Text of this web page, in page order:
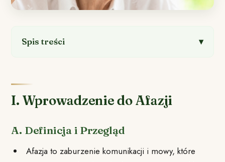
Spis treści
I. Wprowadzenie do Afazji
A. Definicja i Przegląd
Afazja to zaburzenie komunikacji i mowy, które